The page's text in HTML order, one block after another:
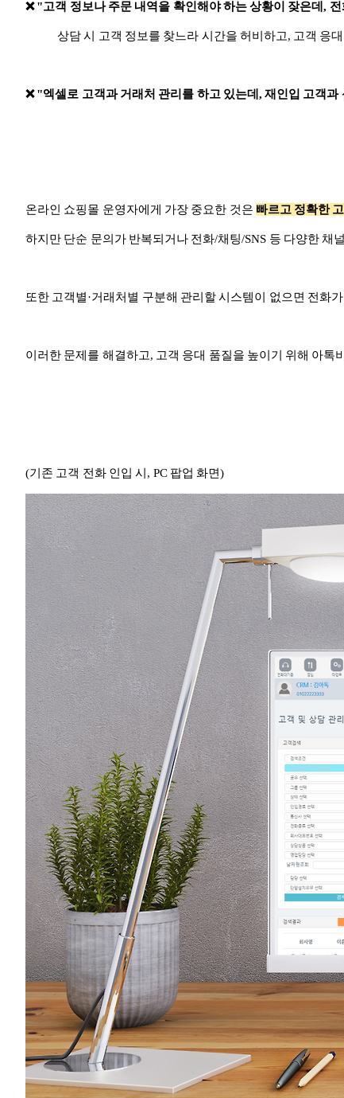
❌ "고객 정보나 주문 내역을 확인해야 하는 상황이 잦은데,
상담 시 고객 정보를 찾느라 시간을 허비하고, 고객 응
❌ "엑셀로 고객과 거래처 관리를 하고 있는데, 재인입 고객
온라인 쇼핑몰 운영자에게 가장 중요한 것은 빠르고 정확한
하지만 단순 문의가 반복되거나 전화/채팅/SNS 등 다양한
또한 고객별·거래처별 구분해 관리할 시스템이 없으면 전화가
이러한 문제를 해결하고, 고객 응대 품질을 높이기 위해 아톡
(기존 고객 전화 인입 시, PC 팝업 화면)